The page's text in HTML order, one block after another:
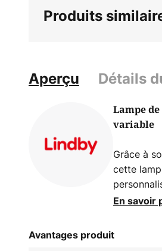
Produits
Aperçu Détails
Lampe
variable
Grâce à
cette
En savoir
Avantages produit